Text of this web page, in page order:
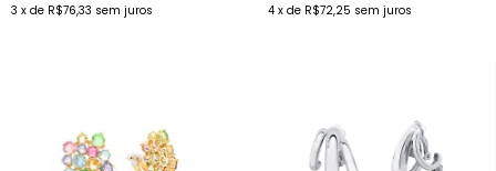
3 x de R$76,33 sem juros
4 x de R$72,25 sem juros